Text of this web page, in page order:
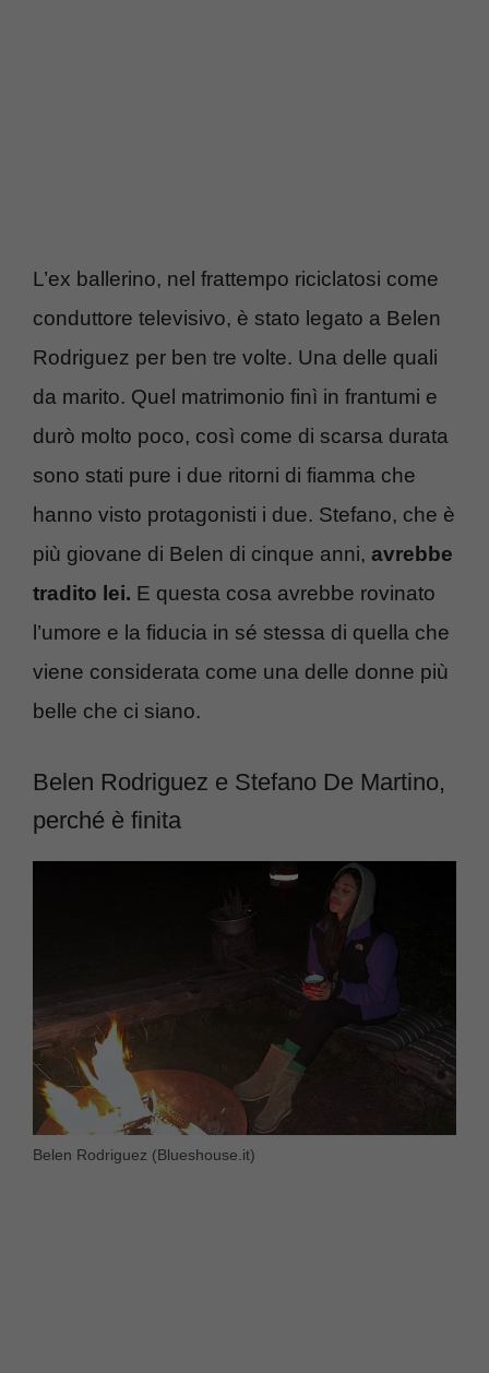
L’ex ballerino, nel frattempo riciclatosi come
conduttore televisivo, è stato legato a Belen
Rodriguez per ben tre volte. Una delle quali
da marito. Quel matrimonio finì in frantumi e
durò molto poco, così come di scarsa durata
sono stati pure i due ritorni di fiamma che
hanno visto protagonisti i due. Stefano, che è
più giovane di Belen di cinque anni, avrebbe
tradito lei. E questa cosa avrebbe rovinato
l’umore e la fiducia in sé stessa di quella che
viene considerata come una delle donne più
belle che ci siano.
Belen Rodriguez e Stefano De Martino,
perché è finita
Belen Rodriguez (Blueshouse.it)